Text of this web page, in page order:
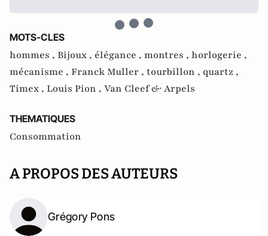
MOTS-CLES
hommes , Bijoux , élégance , montres , horlogerie ,
mécanisme , Franck Muller , tourbillon , quartz ,
Timex , Louis Pion , Van Cleef & Arpels
THEMATIQUES
Consommation
A PROPOS DES AUTEURS
Grégory Pons